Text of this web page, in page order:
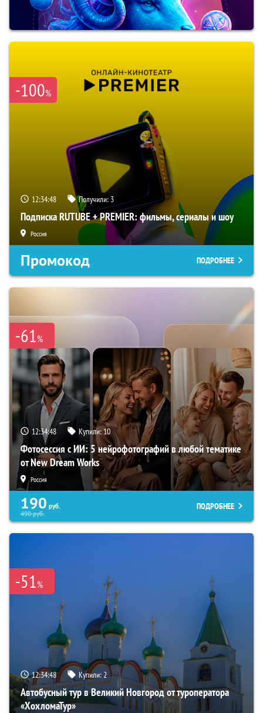
-100%
12:34:47 Получили: 3
Подписка RUTUBE + PREMIER: фильмы, сериалы и шоу
Россия
Промокод ПОДРОБНЕЕ
-61%
12:34:47 Купили:10
Фотосессия с ИИ: 5 нейрофотографий в любой тематике
от New Dream Works
Россия
190 руб.
490руб.
ПОДРОБНЕЕ
-51%
12:34:47 Купили:2
Автобусный тур в Великий Новгород от туроператора
«ХохломаТур»